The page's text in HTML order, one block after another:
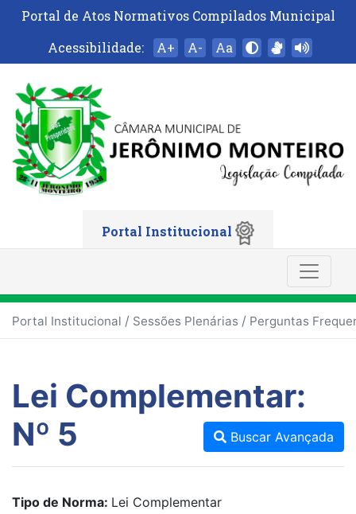
Portal de Atos Normativos Compilados Municipal
Acessibilidade:
A+ A- Aa
Portal Institucional
Portal Institucional / Sessões Plenárias / Perguntas
Lei Complementar:
Nº 5
Buscar Avançada
Tipo de Norma: Lei Complementar